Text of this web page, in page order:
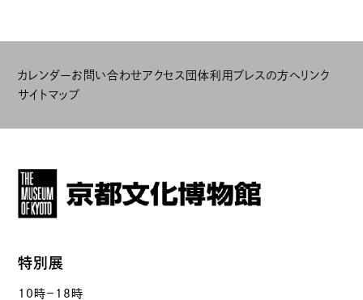
カレンダーお問い合わせアクセス 団体利用 プレスの方へリンク
サイトマップ
特別展
10時－18時